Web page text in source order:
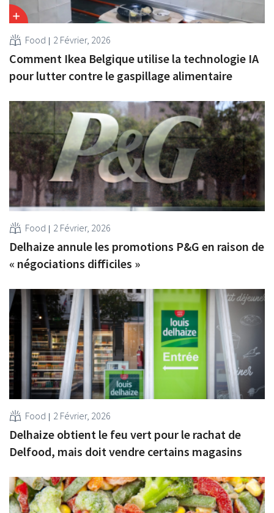
Food 2 Février, 2026
Comment Ikea Belgique utilise la technologie IA
pour lutter contre le gaspillage alimentaire
Food 2 Février, 2026
Delhaize annule les promotions P&G en raison de
« négociations difficiles »
Food 2 Février, 2026
Delhaize obtient le feu vert pour le rachat de
Delfood, mais doit vendre certains magasins